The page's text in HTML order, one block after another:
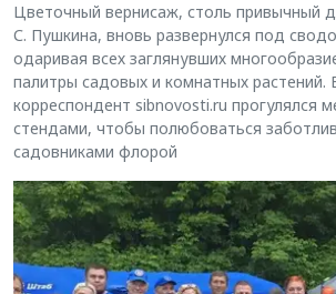
Цветочный вернисаж, столь привычный
С. Пушкина, вновь развернулся под
одаривая всех заглянувших
палитры садовых и комнатных растений.
корреспондент sibnovosti.ru прогулялся
стендами, чтобы полюбоваться
садовниками флорой